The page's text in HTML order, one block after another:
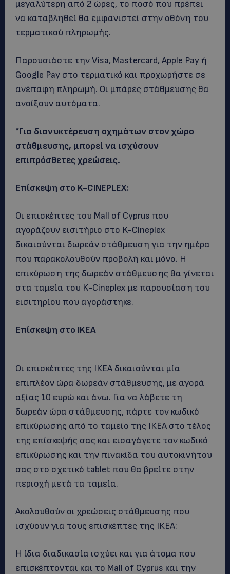
μεγαλύτερη από 2 ώρες, το ποσό που πρέπει
να καταβληθεί θα εμφανιστεί στην οθόνη του
τερματικού πληρωμής.
Παρουσιάστε την Visa, Mastercard, Apple Pay ή
Google Pay στο τερματικό και προχωρήστε σε
ανέπαφη πληρωμή. Οι μπάρες στάθμευσης θα
ανοίξουν αυτόματα.
*Για διανυκτέρευση οχημάτων στον χώρο
στάθμευσης, μπορεί να ισχύσουν
επιπρόσθετες χρεώσεις.
Επίσκεψη στο K-CINEPLEX:
Οι επισκέπτες του Mall of Cyprus που
αγοράζουν εισιτήριο στο K-Cineplex
δικαιούνται δωρεάν στάθμευση για την ημέρα
που παρακολουθούν προβολή και μόνο. Η
επικύρωση της δωρεάν στάθμευσης θα γίνεται
στα ταμεία του K-Cineplex με παρουσίαση του
εισιτηρίου που αγοράστηκε.
Επίσκεψη στο IKEA
Οι επισκέπτες της ΙΚΕΑ δικαιούνται μία
επιπλέον ώρα δωρεάν στάθμευσης, με αγορά
αξίας 10 ευρώ και άνω. Για να λάβετε τη
δωρεάν ώρα στάθμευσης, πάρτε τον κωδικό
επικύρωσης από το ταμείο της ΙΚΕΑ στο τέλος
της επίσκεψής σας και εισαγάγετε τον κωδικό
επικύρωσης και την πινακίδα του αυτοκινήτου
σας στο σχετικό tablet που θα βρείτε στην
περιοχή μετά τα ταμεία.
Ακολουθούν οι χρεώσεις στάθμευσης που
ισχύουν για τους επισκέπτες της ΙΚΕΑ:
Η ίδια διαδικασία ισχύει και για άτομα που
επισκέπτονται και το Mall of Cyprus και την